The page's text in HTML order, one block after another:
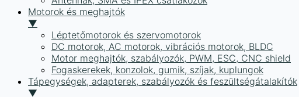
Motorok és meghajtók
▼
Léptetőmotorok és szervomotorok
DC motorok, AC motorok, vibrációs motorok, BLDC
Motor meghajtók, szabályozók, PWM, ESC, CNC shield
Fogaskerekek, konzolok, gumik, szíjak, kuplungok
Tápegységek, adapterek, szabályozók és feszültségátalakítók
▼